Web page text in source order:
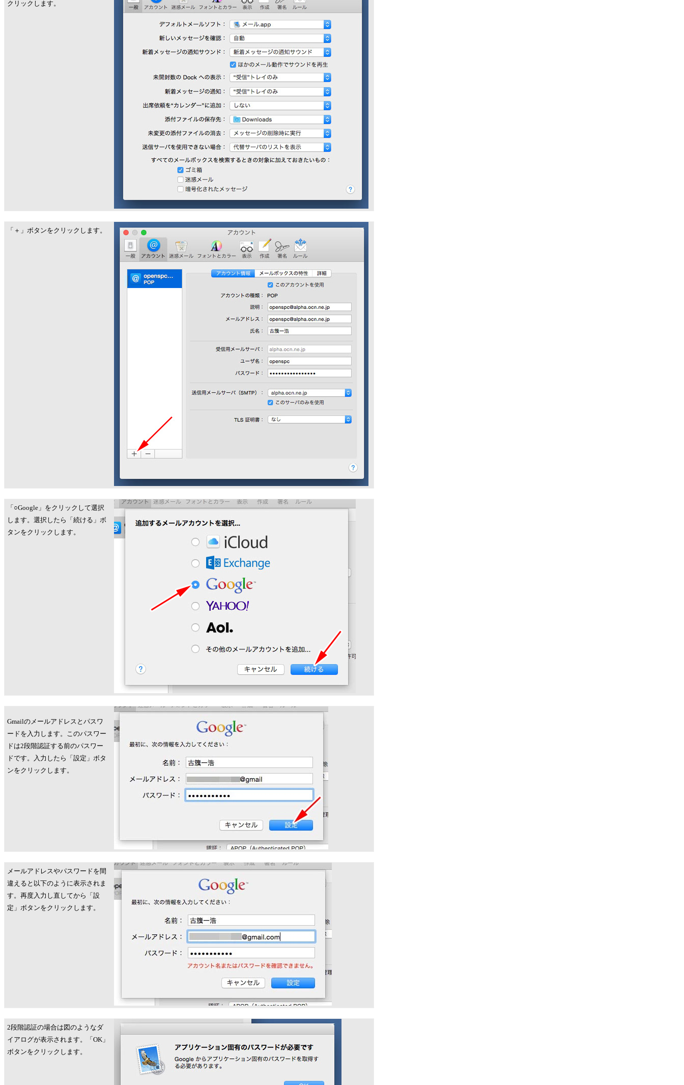
クリックします。
「＋」ボタンをクリックします。
「○Google」をクリックして選択
します。選択したら「続ける」ボ
タンをクリックします。
Gmailのメールアドレスとパスワ
ードを入力します。このパスワー
ドは2段階認証する前のパスワー
ドです。入力したら「設定」ボタ
ンをクリックします。
メールアドレスやパスワードを間
違えると以下のように表示されま
す。再度入力し直してから「設
定」ボタンをクリックします。
2段階認証の場合は図のようなダ
イアログが表示されます。「OK」
ボタンをクリックします。